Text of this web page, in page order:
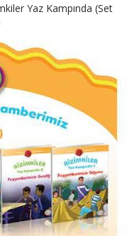
Yaz Kampında (Set